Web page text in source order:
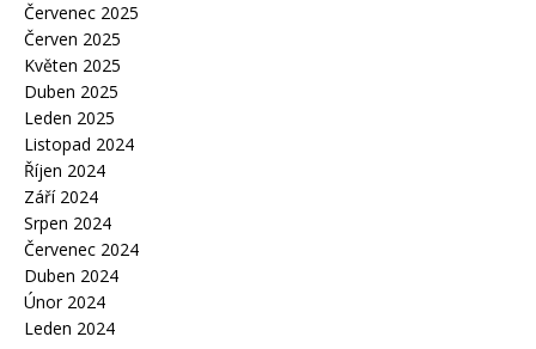
Červenec 2025
Červen 2025
Květen 2025
Duben 2025
Leden 2025
Listopad 2024
Říjen 2024
Září 2024
Srpen 2024
Červenec 2024
Duben 2024
Únor 2024
Leden 2024